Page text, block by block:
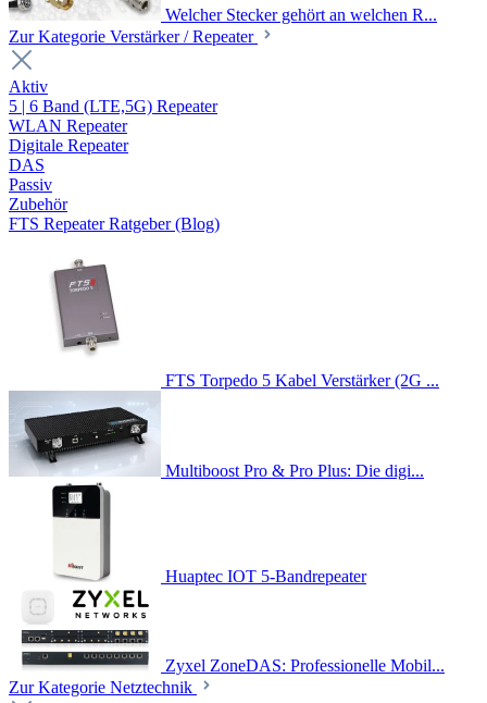
Welcher Stecker gehört an welchen R...
Zur Kategorie Verstärker / Repeater
Aktiv
5 | 6 Band (LTE,5G) Repeater
WLAN Repeater
Digitale Repeater
DAS
Passiv
Zubehör
FTS Repeater Ratgeber (Blog)
FTS Torpedo 5 Kabel Verstärker (2G ...
Multiboost Pro & Pro Plus: Die digi...
Huaptec IOT 5-Bandrepeater
Zyxel ZoneDAS: Professionelle Mobil...
Zur Kategorie Netztechnik